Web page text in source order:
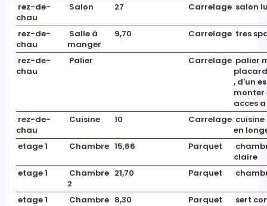
SURFACES
Surface
120 m2
Surface séjour
Surface terrasse
EXTÉRIEUR
rez-de-
chau
Salon 27 Carrelage salon
rez-de-
chau
Salle à
manger
9,70 Carrelage tres
rez-de-
chau
Palier Carrelage palier
, d'un
acces
rez-de-
chau
Cuisine 10 Carrelage
en
etage 1
Chambre 15,66 Parquet
claire
etage 1
Chambre
2
21,70 Parquet
etage 1
Chambre 8,30 Parquet sert